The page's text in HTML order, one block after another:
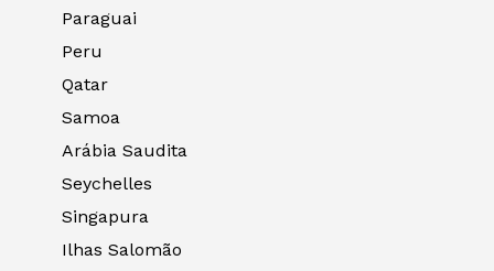
Paraguai
Peru
Qatar
Samoa
Arábia Saudita
Seychelles
Singapura
Ilhas Salomão